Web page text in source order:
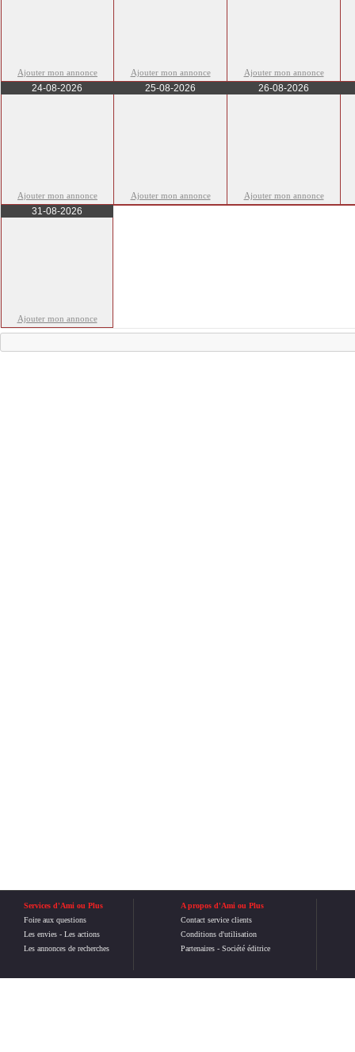
Ajouter mon annonce Ajouter mon annonce Ajouter mon annonce
24-08-2026 25-08-2026 26-08-2026
Ajouter mon annonce Ajouter mon annonce Ajouter mon annonce
31-08-2026
Ajouter mon annonce
Services d'Ami ou Plus
Foire aux questions
Les envies - Les actions
Les annonces de recherches
A propos d'Ami ou Plus
Contact service clients
Conditions d'utilisation
Partenaires- Société éditrice